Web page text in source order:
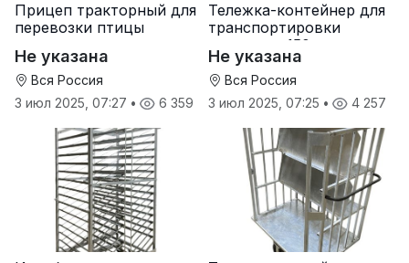
Прицеп тракторный для
перевозки птицы
Не указана
Вся Россия
3 июл 2025, 07:27 • 6 359
Тележка-контейнер для
транспортировки
лотков на 150 яиц
Не указана
Вся Россия
3 июл 2025, 07:25 • 4 257